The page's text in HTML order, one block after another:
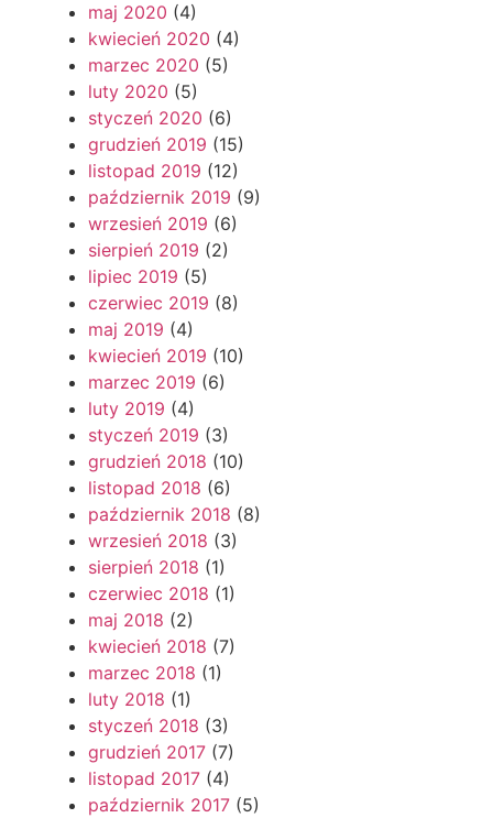
maj 2020 (4)
kwiecień 2020 (4)
marzec 2020 (5)
luty 2020 (5)
styczeń 2020 (6)
grudzień 2019 (15)
listopad 2019 (12)
październik 2019 (9)
wrzesień 2019 (6)
sierpień 2019 (2)
lipiec 2019 (5)
czerwiec 2019 (8)
maj 2019 (4)
kwiecień 2019 (10)
marzec 2019 (6)
luty 2019 (4)
styczeń 2019 (3)
grudzień 2018 (10)
listopad 2018 (6)
październik 2018 (8)
wrzesień 2018 (3)
sierpień 2018 (1)
czerwiec 2018 (1)
maj 2018 (2)
kwiecień 2018 (7)
marzec 2018 (1)
luty 2018 (1)
styczeń 2018 (3)
grudzień 2017 (7)
listopad 2017 (4)
październik 2017 (5)